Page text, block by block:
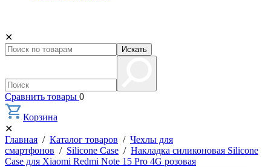
✕
Искать
Сравнить товары 0
Корзина
✕
Главная / Каталог товаров / Чехлы для
смартфонов / Silicone Case / Накладка силиконовая Silicone
Case для Xiaomi Redmi Note 15 Pro 4G розовая